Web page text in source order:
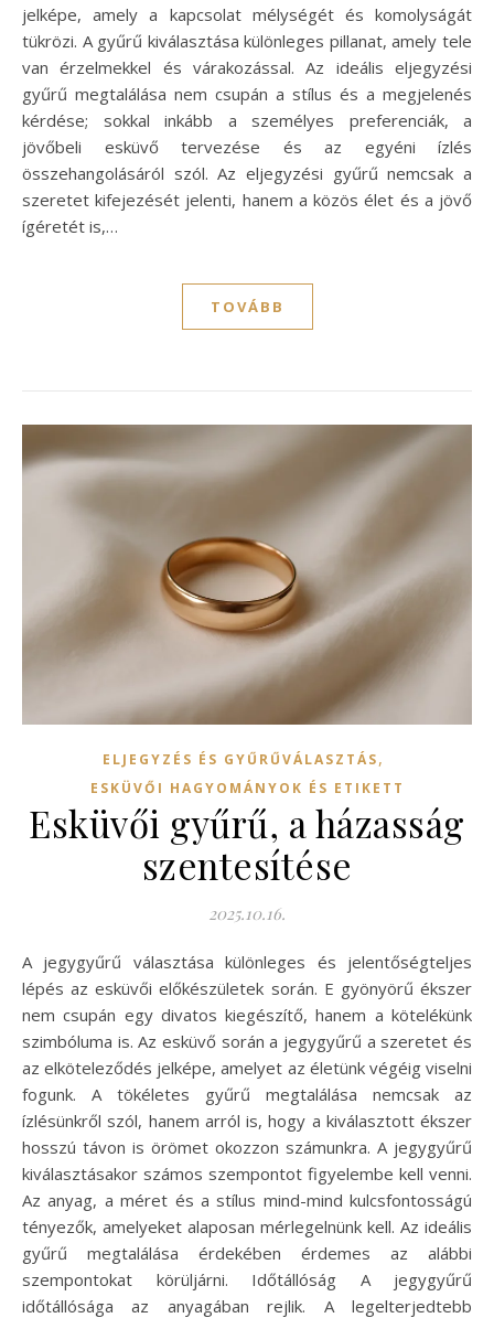
jelképe, amely a kapcsolat mélységét és komolyságát
tükrözi. A gyűrű kiválasztása különleges pillanat, amely tele
van érzelmekkel és várakozással. Az ideális eljegyzési
gyűrű megtalálása nem csupán a stílus és a megjelenés
kérdése; sokkal inkább a személyes preferenciák, a
jövőbeli esküvő tervezése és az egyéni ízlés
összehangolásáról szól. Az eljegyzési gyűrű nemcsak a
szeretet kifejezését jelenti, hanem a közös élet és a jövő
ígéretét is,…
TOVÁBB
ELJEGYZÉS ÉS GYŰRŰVÁLASZTÁS,
ESKÜVŐI HAGYOMÁNYOK ÉS ETIKETT
Esküvői gyűrű, a házasság
szentesítése
2025.10.16.
A jegygyűrű választása különleges és jelentőségteljes
lépés az esküvői előkészületek során. E gyönyörű ékszer
nem csupán egy divatos kiegészítő, hanem a kötelékünk
szimbóluma is. Az esküvő során a jegygyűrű a szeretet és
az elköteleződés jelképe, amelyet az életünk végéig viselni
fogunk. A tökéletes gyűrű megtalálása nemcsak az
ízlésünkről szól, hanem arról is, hogy a kiválasztott ékszer
hosszú távon is örömet okozzon számunkra. A jegygyűrű
kiválasztásakor számos szempontot figyelembe kell venni.
Az anyag, a méret és a stílus mind-mind kulcsfontosságú
tényezők, amelyeket alaposan mérlegelnünk kell. Az ideális
gyűrű megtalálása érdekében érdemes az alábbi
szempontokat körüljárni. Időtállóság A jegygyűrű
időtállósága az anyagában rejlik. A legelterjedtebb